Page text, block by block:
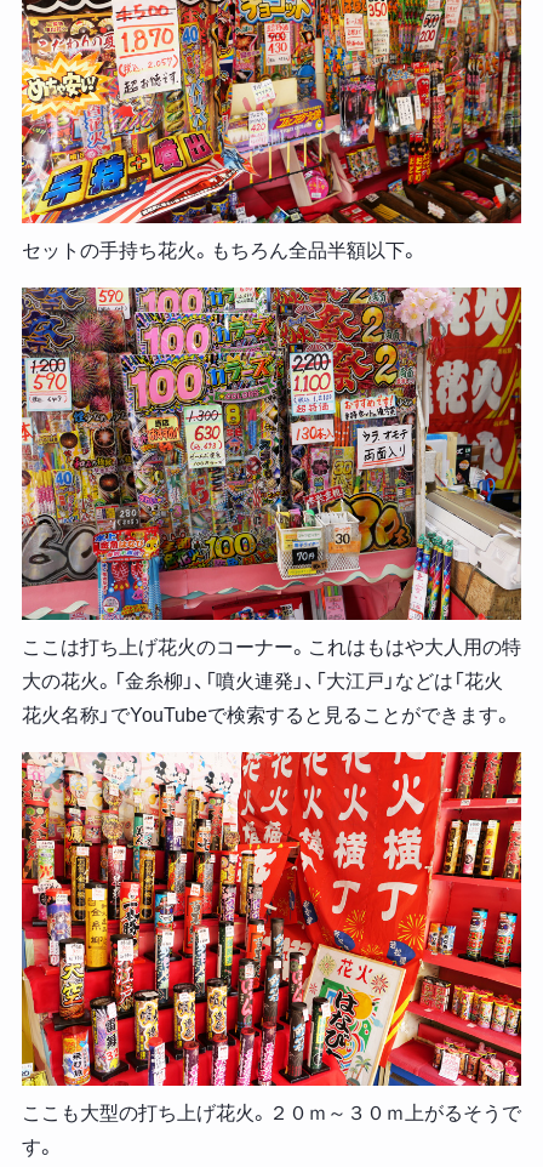
セットの手持ち花火。もちろん全品半額以下。
ここは打ち上げ花火のコーナー。これはもはや大人用の特
大の花火。「金糸柳」、「噴火連発」、「大江戸」などは「花火
花火名称」でYouTubeで検索すると見ることができます。
ここも大型の打ち上げ花火。２０ｍ～３０ｍ上がるそうで
す。